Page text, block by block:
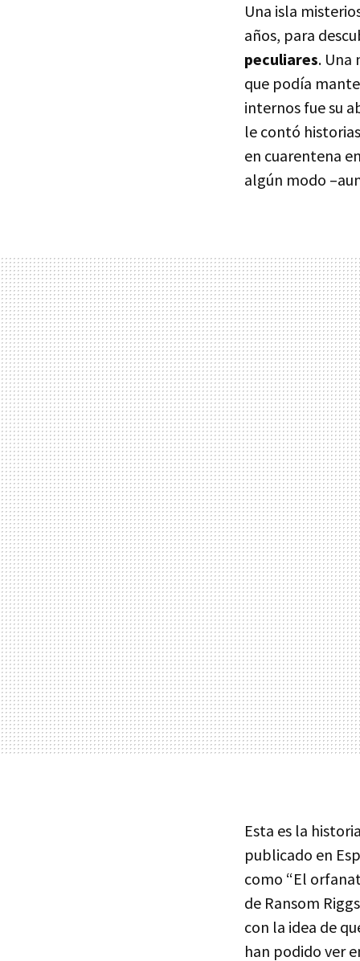
Una isla
años, para
peculiares. Una
que podía
internos fue su
le contó
en cuarentena
algún modo
Esta es la
publicado en
como “El
de Ransom
con la idea de
han podido ver